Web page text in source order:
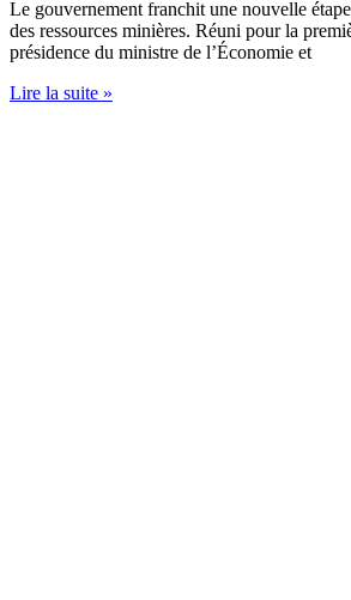
Le gouvernement franchit une nouvelle
des ressources minières. Réuni pour la
présidence du ministre de l’Économie et
Lire la suite »